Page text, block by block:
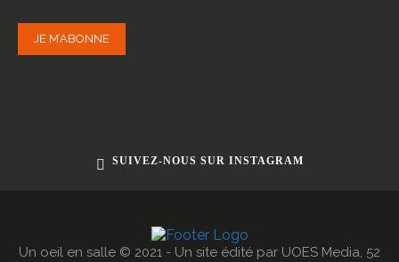
JE M’ABONNE
SUIVEZ-NOUS SUR INSTAGRAM
Un oeil en salle © 2021 - Un site édité par UOES Media, 52